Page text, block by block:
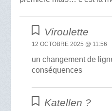
Viroulette
12 OCTOBRE 2025 @ 11:56
un changement de
conséquences
Katellen ?